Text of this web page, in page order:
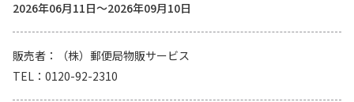
2026年06月11日～2026年09月10日
販売者
（株）郵便局物販サービス
TEL
0120-92-2310